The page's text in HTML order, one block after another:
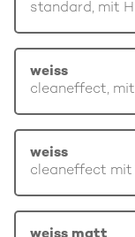
standard, mit
weiss
cleaneffect,
weiss
cleaneffect mit